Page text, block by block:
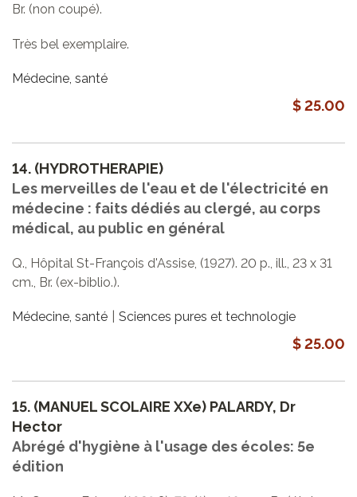
Br. (non coupé).
Très bel exemplaire.
Médecine, santé
$ 25.00
14. (HYDROTHERAPIE)
Les merveilles de l'eau et de l'électricité en
médecine : faits dédiés au clergé, au corps
médical, au public en général
Q., Hôpital St-François d'Assise, (1927). 20 p., ill., 23 x 31
cm., Br. (ex-biblio.).
Médecine, santé Sciences pures et technologie
$ 25.00
15. (MANUEL SCOLAIRE XXe) PALARDY, Dr
Hector
Abrégé d'hygiène à l'usage des écoles: 5e
édition